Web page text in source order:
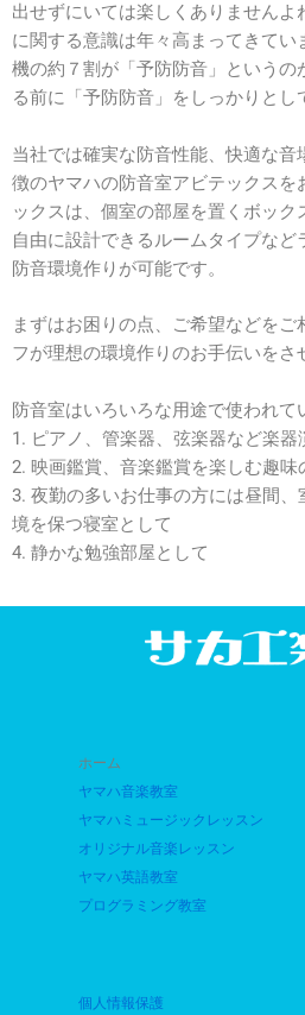
出せずにいては楽しくありません
に関する意識は年々高まってきてい
機の約７割が「予防防音」というの
る前に「予防防音」をしっかりとし
当社では確実な防音性能、快適な
徴のヤマハの防音室アビテックスを
ックスは、個室の部屋を置くボック
自由に設計できるルームタイプなど
防音環境作りが可能です。
まずはお困りの点、ご希望などを
フが理想の環境作りのお手伝いをさ
防音室はいろいろな用途で使われて
1. ピアノ、管楽器、弦楽器など楽
2. 映画鑑賞、音楽鑑賞を楽しむ趣味
3. 夜勤の多いお仕事の方には昼間
境を保つ寝室として
4. 静かな勉強部屋として
ホーム
ヤマハ音楽教室
ヤマハミュージックレッスン
オリジナル音楽レッスン
ヤマハ英語教室
プログラミング教室
個人情報保護